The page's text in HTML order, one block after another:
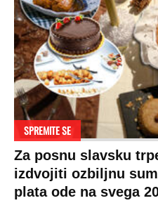
SPREMITE SE
Za posnu slavsku
izdvojiti ozbiljnu
plata ode na svega